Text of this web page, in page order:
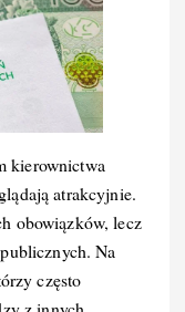
kierownictwa
atrakcyjnie.
obowiązków, lecz
Na
często